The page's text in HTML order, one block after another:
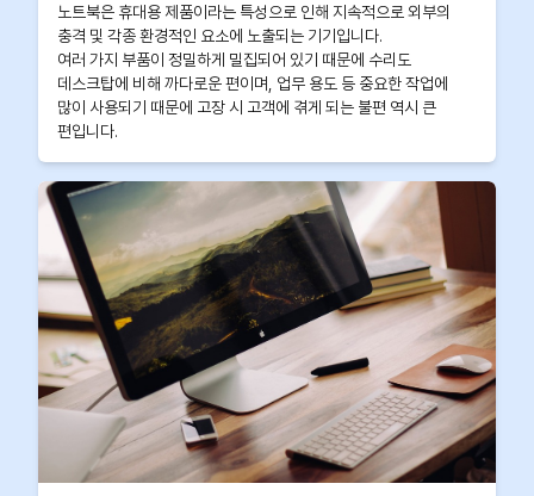
노트북은 휴대용 제품이라는 특성으로 인해 지속적으로 외부의
충격 및 각종 환경적인 요소에 노출되는 기기입니다.
여러 가지 부품이 정밀하게 밀집되어 있기 때문에 수리도
데스크탑에 비해 까다로운 편이며, 업무 용도 등 중요한 작업에
많이 사용되기 때문에 고장 시 고객에 겪게 되는 불편 역시 큰
편입니다.